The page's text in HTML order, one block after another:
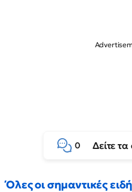
0 Δείτε
Όλες οι σημαντικές